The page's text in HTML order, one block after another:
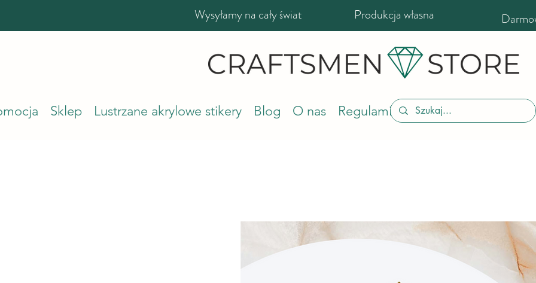
Wysyłamy na cały świat Produkcja własna
Sklep Lustrzane akrylowe stikery Blog O nas Regulamin sklepu